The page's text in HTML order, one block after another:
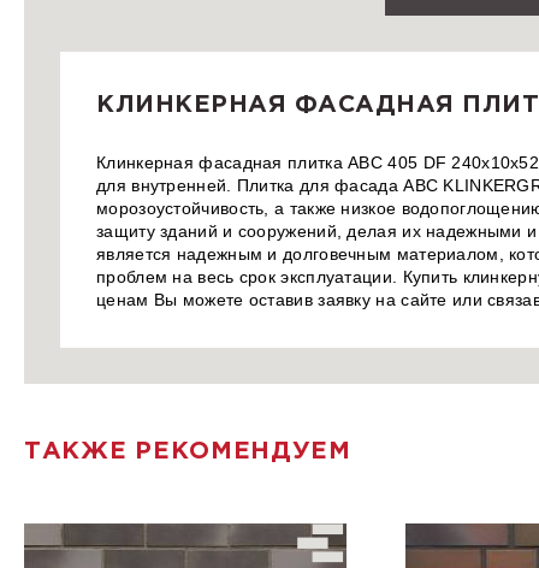
КЛИНКЕРНАЯ ФАСАДНАЯ
Клинкерная фасадная плитка ABC 405 DF
для внутренней. Плитка для фасада ABC
морозоустойчивость, а также низкое
защиту зданий и сооружений, делая их надежными
является надежным и долговечным материалом,
проблем на весь срок эксплуатации. Купить
ценам Вы можете оставив заявку на сайте или
ТАКЖЕ РЕКОМЕНДУЕМ